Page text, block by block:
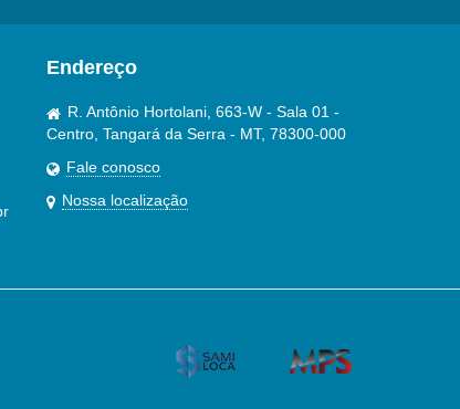
Endereço
R. Antônio Hortolani, 663-W - Sala 01 -
Centro, Tangará da Serra - MT, 78300-000
Fale conosco
Nossa localização